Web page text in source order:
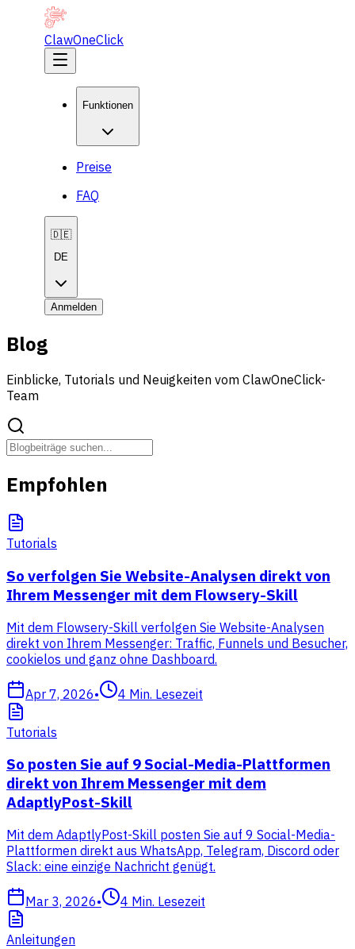
ClawOneClick
Funktionen
Preise
FAQ
🇩🇪
DE
Anmelden
Blog
Einblicke, Tutorials und Neuigkeiten vom ClawOneClick-
Team
Empfohlen
Tutorials
So verfolgen Sie Website-Analysen direkt von
Ihrem Messenger mit dem Flowsery-Skill
Mit dem Flowsery-Skill verfolgen Sie Website-Analysen
direkt von Ihrem Messenger: Traffic, Funnels und Besucher,
cookielos und ganz ohne Dashboard.
Apr 7, 2026• 4 Min. Lesezeit
Tutorials
So posten Sie auf 9 Social-Media-Plattformen
direkt von Ihrem Messenger mit dem
AdaptlyPost-Skill
Mit dem AdaptlyPost-Skill posten Sie auf 9 Social-Media-
Plattformen direkt aus WhatsApp, Telegram, Discord oder
Slack: eine einzige Nachricht genügt.
Mar 3, 2026• 4 Min. Lesezeit
Anleitungen